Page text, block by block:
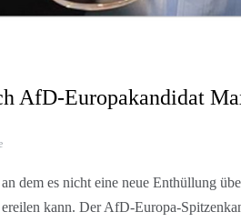
AfD-Europakandidat
dem es nicht eine neue Enthüllung
kann. Der AfD-Europa-